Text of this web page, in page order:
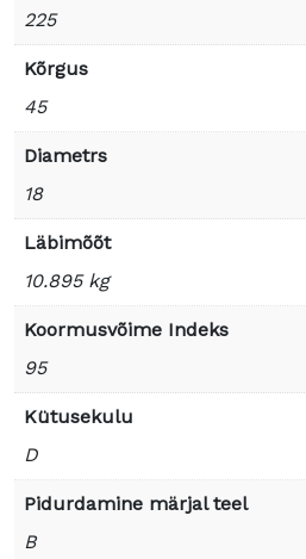
225
Kõrgus
45
Diametrs
18
Läbimõõt
10.895 kg
Koormusvõime Indeks
95
Kütusekulu
D
Pidurdamine märjal teel
B